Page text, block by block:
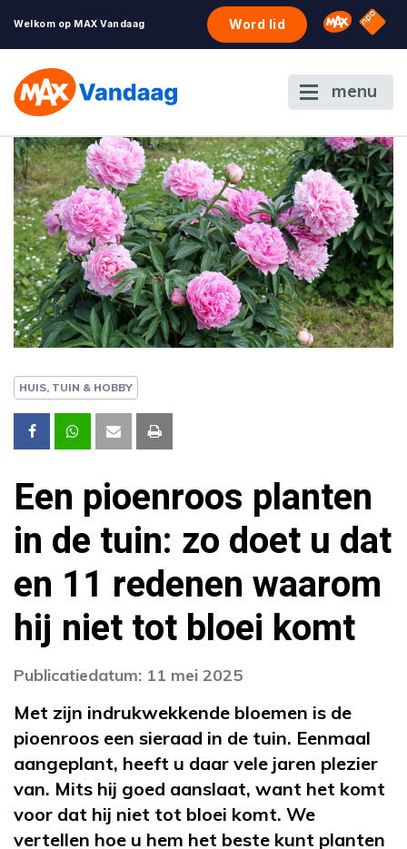
Welkom op MAX Vandaag Word lid Omroep
NPO
menu
HUIS, TUIN & HOBBY
Een pioenroos planten
in de tuin: zo doet u dat
en 11 redenen waarom
hij niet tot bloei komt
Publicatiedatum: 11 mei 2025
Met zijn indrukwekkende bloemen is de
pioenroos een sieraad in de tuin. Eenmaal
aangeplant, heeft u daar vele jaren plezier
van. Mits hij goed aanslaat, want het komt
voor dat hij niet tot bloei komt. We
vertellen hoe u hem het beste kunt planten